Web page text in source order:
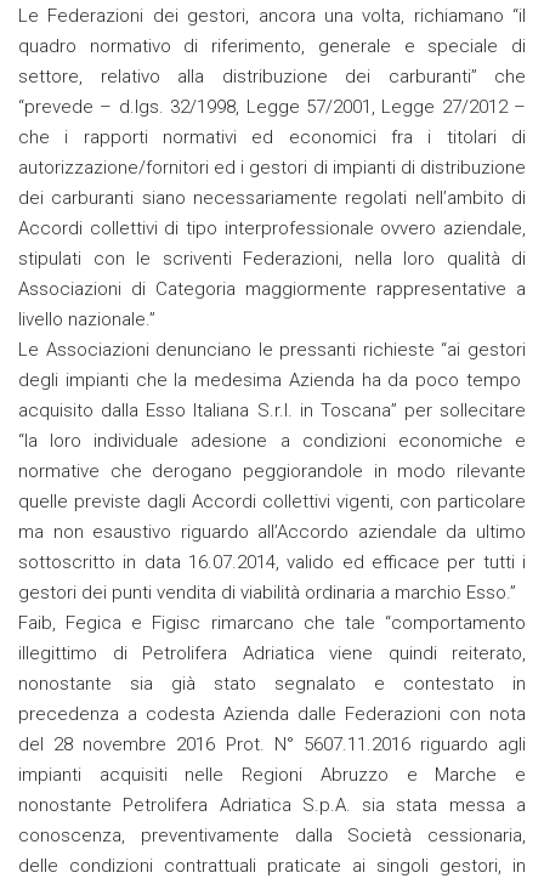
Le Federazioni dei gestori, ancora una volta, richiamano “il
quadro normativo di riferimento, generale e speciale di
settore, relativo alla distribuzione dei carburanti” che
“prevede – d.lgs. 32/1998, Legge 57/2001, Legge 27/2012 –
che i rapporti normativi ed economici fra i titolari di
autorizzazione/fornitori ed i gestori di impianti di distribuzione
dei carburanti siano necessariamente regolati nell’ambito di
Accordi collettivi di tipo interprofessionale ovvero aziendale,
stipulati con le scriventi Federazioni, nella loro qualità di
Associazioni di Categoria maggiormente rappresentative a
livello nazionale.”
Le Associazioni denunciano le pressanti richieste “ai gestori
degli impianti che la medesima Azienda ha da poco tempo
acquisito dalla Esso Italiana S.r.l. in Toscana” per sollecitare
“la loro individuale adesione a condizioni economiche e
normative che derogano peggiorandole in modo rilevante
quelle previste dagli Accordi collettivi vigenti, con particolare
ma non esaustivo riguardo all’Accordo aziendale da ultimo
sottoscritto in data 16.07.2014, valido ed efficace per tutti i
gestori dei punti vendita di viabilità ordinaria a marchio Esso.”
Faib, Fegica e Figisc rimarcano che tale “comportamento
illegittimo di Petrolifera Adriatica viene quindi reiterato,
nonostante sia già stato segnalato e contestato in
precedenza a codesta Azienda dalle Federazioni con nota
del 28 novembre 2016 Prot. N° 5607.11.2016 riguardo agli
impianti acquisiti nelle Regioni Abruzzo e Marche e
nonostante Petrolifera Adriatica S.p.A. sia stata messa a
conoscenza, preventivamente dalla Società cessionaria,
delle condizioni contrattuali praticate ai singoli gestori, in